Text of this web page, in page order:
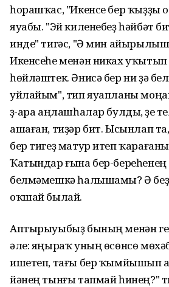
һорашҡас, "Икенсе бер ҡыҙҙы
яуабы. "Эй киленебеҙ һәйбәт
инде" тигәс, "Ә мин
Икенсеһе менән никах
һөйләштек. Әнисә бер ни ҙә
уйлайым", тип яуапланы
үҙ-ара аңлашһалар булды, үҙе
ашаған, тиҙәр бит. Ысынлап
бер тигеҙ матур итеп
Ҡатындар ғына бер-
белмәмешкә һалышамы? Ә
оҡшай былай.
Аптырыуыбыҙ бының менән
әле: яңыраҡ уның өсөнсө
ишетеп, тағы бер ҡымйышып
йәнең тынғы тапмай һинең?"